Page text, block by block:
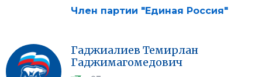
Член партии "Единая Россия"
Гаджиалиев Темирлан
Гаджимагомедович